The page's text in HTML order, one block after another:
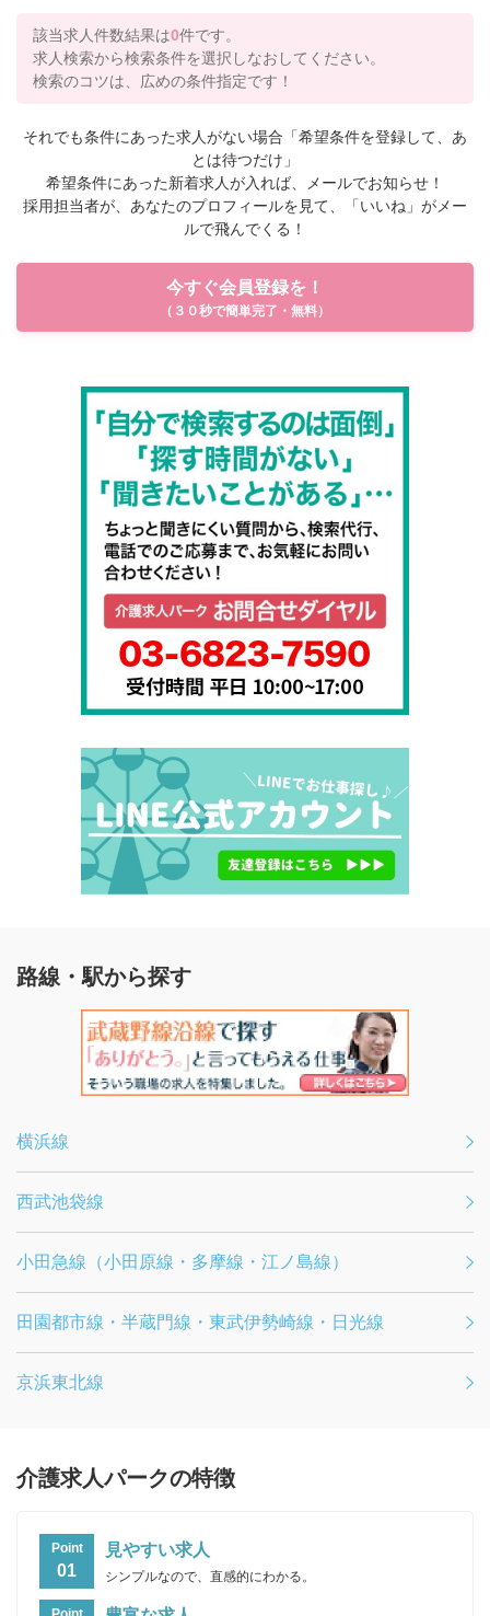
該当求人件数結果は0件です。
求人検索から検索条件を選択しなおしてください。
検索のコツは、広めの条件指定です！
それでも条件にあった求人がない場合「希望条件を登録して、あ
とは待つだけ」
希望条件にあった新着求人が入れば、メールでお知らせ！
採用担当者が、あなたのプロフィールを見て、「いいね」がメー
ルで飛んでくる！
今すぐ会員登録を！
（３０秒で簡単完了・無料）
路線・駅から探す
横浜線
西武池袋線
小田急線（小田原線・多摩線・江ノ島線）
田園都市線・半蔵門線・東武伊勢崎線・日光線
京浜東北線
介護求人パークの特徴
Point
01
見やすい求人
シンプルなので、直感的にわかる。